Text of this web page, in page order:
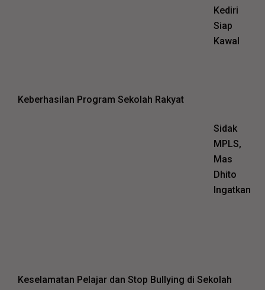
Kediri
Siap
Kawal
Keberhasilan Program Sekolah Rakyat
Sidak
MPLS,
Mas
Dhito
Ingatkan
Keselamatan Pelajar dan Stop Bullying di Sekolah